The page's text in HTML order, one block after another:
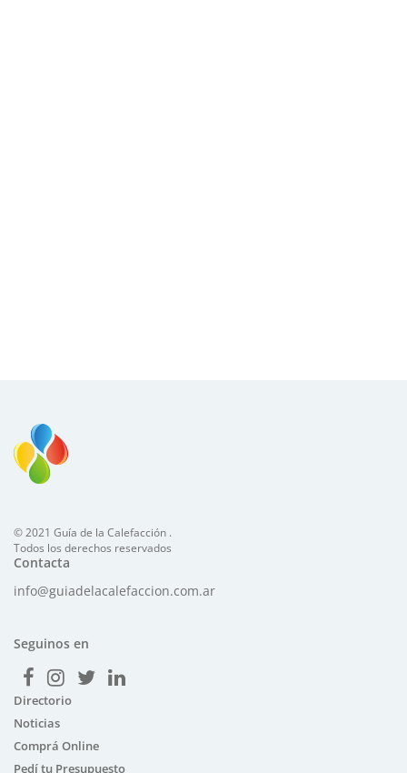
© 2021 Guía de la Calefacción .
Todos los derechos reservados
Contacta
info@guiadelacalefaccion.com.ar
Seguinos en
Directorio
Noticias
Comprá Online
Pedí tu Presupuesto